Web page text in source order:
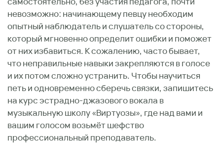
невозможно: начинающему певцу необходим
опытный наблюдатель и слушатель со стороны,
который мгновенно определит ошибки и поможет
от них избавиться. К сожалению, часто бывает,
что неправильные навыки закрепляются в голосе
и их потом сложно устранить. Чтобы научиться
петь и одновременно сберечь связки, запишитесь
на курс эстрадно-джазового вокала в
музыкальную школу «Виртуозы», где над вами и
вашим голосом возьмёт шефство
профессиональный преподаватель.